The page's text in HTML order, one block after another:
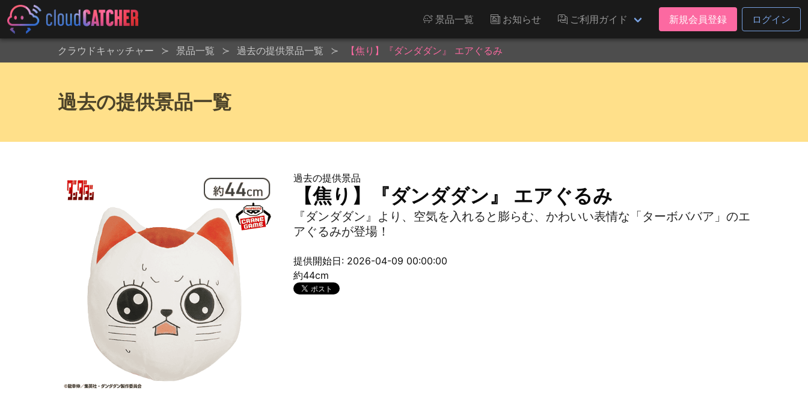
景品一覧 お知らせ ご利用ガイド 新規会員登録 ログイン
クラウドキャッチャー 景品一覧 過去の提供景品一覧 【焦り】『ダンダダン』 エアぐるみ
過去の提供景品一覧
過去の提供景品
【焦り】『ダンダダン』 エアぐるみ
『ダンダダン』より、空気を入れると膨らむ、かわいい表情な「ターボババア」のエ
アぐるみが登場！
提供開始日: 2026-04-09 00:00:00
約44cm